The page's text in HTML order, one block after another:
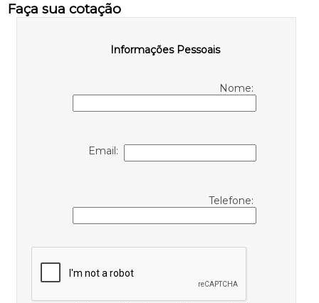
Faça sua cotação
Informações Pessoais
Nome:
Email:
Telefone: